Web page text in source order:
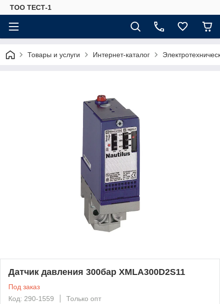
ТОО ТЕСТ-1
Товары и услуги Интернет-каталог
Датчик давления 300бар XMLA300D2S11
Под заказ
Код: 290-1559
Только опт